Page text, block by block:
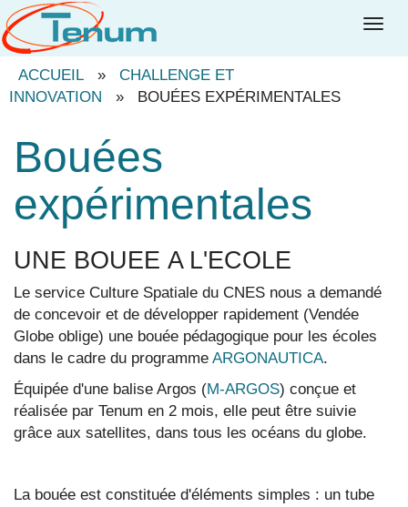
ACCUEIL
»
CHALLENGE ET
INNOVATION
» BOUÉES EXPÉRIMENTALES
Bouées
expérimentales
UNE BOUEE A L'ECOLE
Le service Culture Spatiale du CNES nous a demandé
de concevoir et de développer rapidement (Vendée
Globe oblige) une bouée pédagogique pour les écoles
dans le cadre du programme ARGONAUTICA.
Équipée d'une balise Argos (M-ARGOS) conçue et
réalisée par Tenum en 2 mois, elle peut être suivie
grâce aux satellites, dans tous les océans du globe.
La bouée est constituée d'éléments simples : un tube